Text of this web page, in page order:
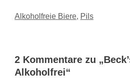
Kategorien
Alkoholfreie Biere, Pils
2 Kommentare zu
Alkoholfrei“